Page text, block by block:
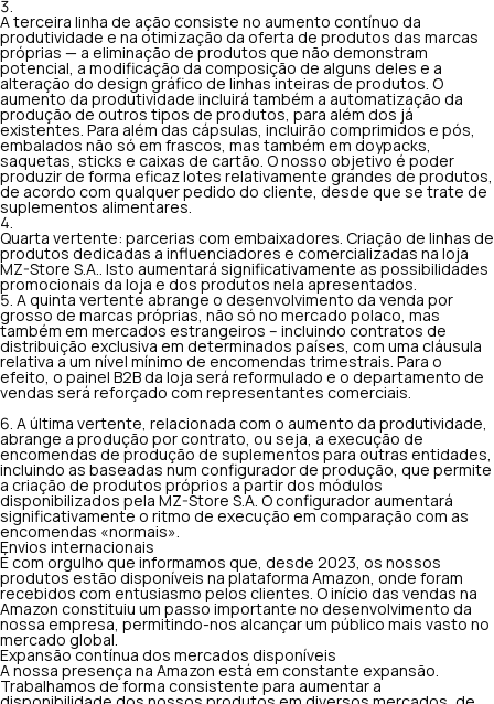
A terceira linha de ação consiste no aumento contínuo da
produtividade e na otimização da oferta de produtos das marcas
próprias — a eliminação de produtos que não demonstram
potencial, a modificação da composição de alguns deles e a
alteração do design gráfico de linhas inteiras de produtos. O
aumento da produtividade incluirá também a automatização da
produção de outros tipos de produtos, para além dos já
existentes. Para além das cápsulas, incluirão comprimidos e pós,
embalados não só em frascos, mas também em doypacks,
saquetas, sticks e caixas de cartão. O nosso objetivo é poder
produzir de forma eficaz lotes relativamente grandes de produtos,
de acordo com qualquer pedido do cliente, desde que se trate de
suplementos alimentares.
Quarta vertente: parcerias com embaixadores. Criação de linhas de
produtos dedicadas a influenciadores e comercializadas na loja
MZ-Store S.A.. Isto aumentará significativamente as possibilidades
promocionais da loja e dos produtos nela apresentados.
A quinta vertente abrange o desenvolvimento da venda por
grosso de marcas próprias, não só no mercado polaco, mas
também em mercados estrangeiros – incluindo contratos de
distribuição exclusiva em determinados países, com uma cláusula
relativa a um nível mínimo de encomendas trimestrais. Para o
efeito, o painel B2B da loja será reformulado e o departamento de
vendas será reforçado com representantes comerciais.
A última vertente, relacionada com o aumento da produtividade,
abrange a produção por contrato, ou seja, a execução de
encomendas de produção de suplementos para outras entidades,
incluindo as baseadas num configurador de produção, que permite
a criação de produtos próprios a partir dos módulos
disponibilizados pela MZ-Store S.A. O configurador aumentará
significativamente o ritmo de execução em comparação com as
encomendas «normais».
Envios internacionais
É com orgulho que informamos que, desde 2023, os nossos
produtos estão disponíveis na plataforma Amazon, onde foram
recebidos com entusiasmo pelos clientes. O início das vendas na
Amazon constituiu um passo importante no desenvolvimento da
nossa empresa, permitindo-nos alcançar um público mais vasto no
mercado global.
Expansão contínua dos mercados disponíveis
A nossa presença na Amazon está em constante expansão.
Trabalhamos de forma consistente para aumentar a